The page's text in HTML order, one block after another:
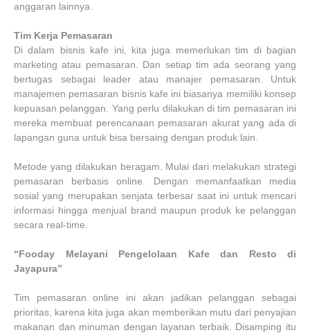
anggaran lainnya.
Tim Kerja Pemasaran
Di dalam bisnis kafe ini, kita juga memerlukan tim di bagian
marketing atau pemasaran. Dan setiap tim ada seorang yang
bertugas sebagai leader atau manajer pemasaran. Untuk
manajemen pemasaran bisnis kafe ini biasanya memiliki konsep
kepuasan pelanggan. Yang perlu dilakukan di tim pemasaran ini
mereka membuat perencanaan pemasaran akurat yang ada di
lapangan guna untuk bisa bersaing dengan produk lain.
Metode yang dilakukan beragam. Mulai dari melakukan strategi
pemasaran berbasis online. Dengan memanfaatkan media
sosial yang merupakan senjata terbesar saat ini untuk mencari
informasi hingga menjual brand maupun produk ke pelanggan
secara real-time.
“Fooday Melayani Pengelolaan Kafe dan Resto di
Jayapura”
Tim pemasaran online ini akan jadikan pelanggan sebagai
prioritas, karena kita juga akan memberikan mutu dari penyajian
makanan dan minuman dengan layanan terbaik. Disamping itu